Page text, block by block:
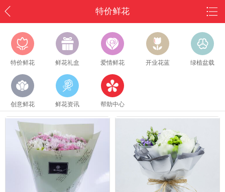
特价鲜花
特价鲜花 鲜花礼盒 爱情鲜花 开业花蓝 绿植盆载
创意鲜花 鲜花资讯 帮助中心